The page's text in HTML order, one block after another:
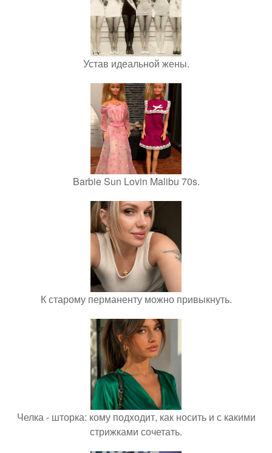
Устав идеальной жены.
Barbie Sun Lovin Malibu 70s.
К старому перманенту можно привыкнуть.
Челка - шторка: кому подходит, как носить и с какими
стрижками сочетать.